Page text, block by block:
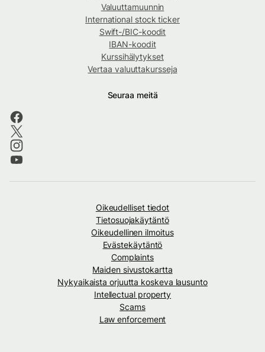
Valuuttamuunnin
International stock ticker
Swift-/BIC-koodit
IBAN-koodit
Kurssihälytykset
Vertaa valuuttakursseja
Seuraa meitä
Oikeudelliset tiedot
Tietosuojakäytäntö
Oikeudellinen ilmoitus
Evästekäytäntö
Complaints
Maiden sivustokartta
Nykyaikaista orjuutta koskeva lausunto
Intellectual property
Scams
Law enforcement